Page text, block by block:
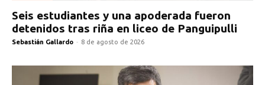
Seis estudiantes y una apoderada fueron
detenidos tras riña en liceo de Panguipulli
Sebastián Gallardo - 8 de agosto de 2026